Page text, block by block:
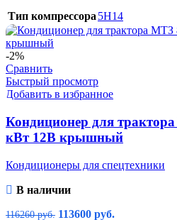
Тип компрессора 5H14
-2%
Сравнить
Быстрый просмотр
Добавить в избранное
Кондиционер для
кВт 12В крышный
Кондиционеры для спецтехники
В наличии
116260руб. 113600 руб.